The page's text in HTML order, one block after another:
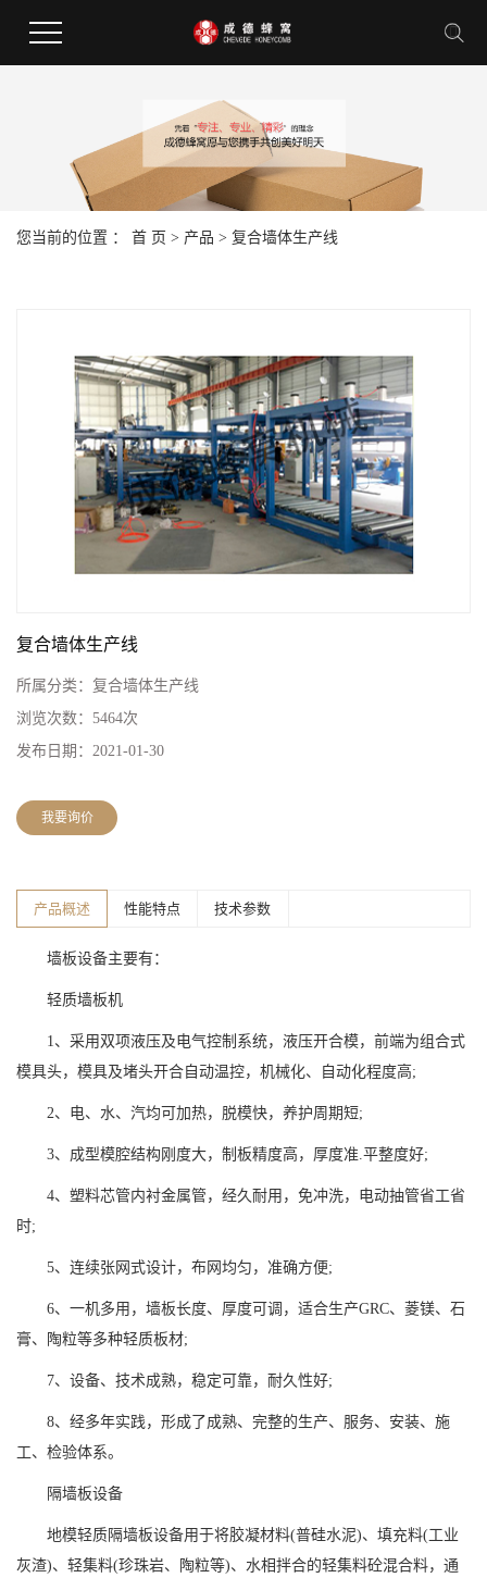
您当前的位置 ： 首 页 > 产品 > 复合墙体生产线
复合墙体生产线
所属分类： 复合墙体生产线
浏览次数： 5464次
发布日期： 2021-01-30
我要询价
产品概述 性能特点 技术参数
墙板设备主要有：
轻质墙板机
1、采用双项液压及电气控制系统，液压开合模，前端为组合式
模具头，模具及堵头开合自动温控，机械化、自动化程度高;
2、电、水、汽均可加热，脱模快，养护周期短;
3、成型模腔结构刚度大，制板精度高，厚度准.平整度好;
4、塑料芯管内衬金属管，经久耐用，免冲洗，电动抽管省工省
时;
5、连续张网式设计，布网均匀，准确方便;
6、一机多用，墙板长度、厚度可调，适合生产GRC、菱镁、石
膏、陶粒等多种轻质板材;
7、设备、技术成熟，稳定可靠，耐久性好;
8、经多年实践，形成了成熟、完整的生产、服务、安装、施
工、检验体系。
隔墙板设备
地模轻质隔墙板设备用于将胶凝材料(普硅水泥)、填充料(工业
灰渣)、轻集料(珍珠岩、陶粒等)、水相拌合的轻集料砼混合料，通